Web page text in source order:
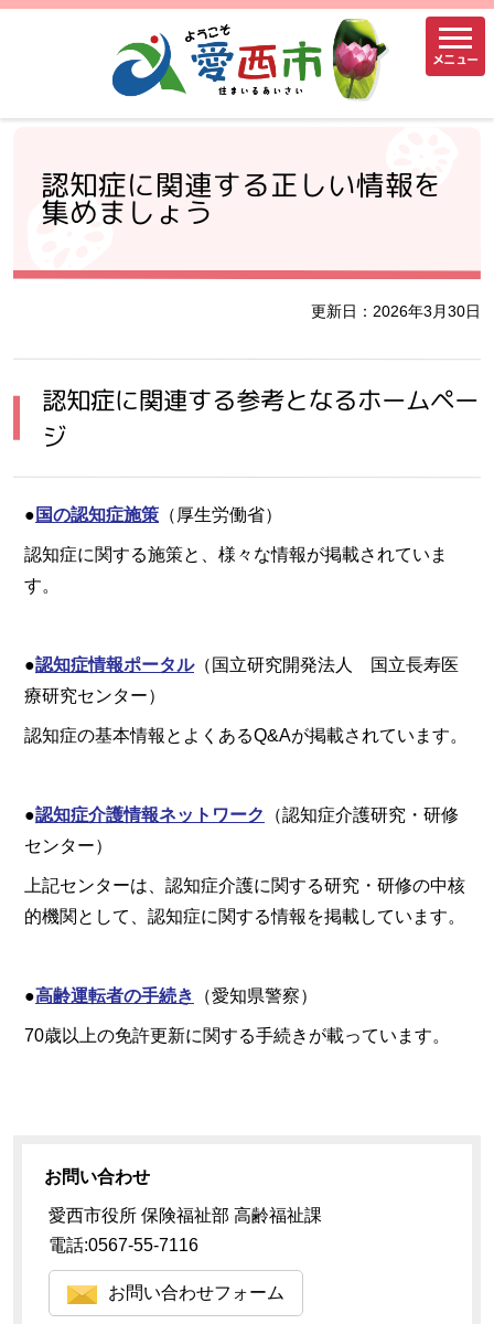
メニュー
認知症に関連する正しい情報を
集めましょう
更新日：2026年3月30日
認知症に関連する参考となるホームペー
ジ
● 国の認知症施策 （厚生労働省）
認知症に関する施策と、様々な情報が掲載されていま
す。
●認知症情報ポータル（国立研究開発法人 国立長寿医
療研究センター）
認知症の基本情報とよくあるQ&Aが掲載されています。
●認知症介護情報ネットワーク
（認知症介護研究・研修
センター）
上記センターは、認知症介護に関する研究・研修の中核
的機関として、認知症に関する情報を掲載しています。
●高齢運転者の手続き （愛知県警察）
70歳以上の免許更新に関する手続きが載っています。
お問い合わせ
愛西市役所 保険福祉部 高齢福祉課
電話:0567-55-7116
お問い合わせフォーム